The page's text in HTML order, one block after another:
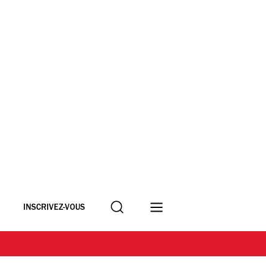
INSCRIVEZ-VOUS Recherche